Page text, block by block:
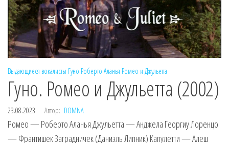
Выдающиеся вокалисты Гуно Роберто Аланья Ромео и Джульетта
Гуно. Ромео и Джульетта (2002)
23.08.2023 Автор: DOMNA
Ромео — Роберто Аланья Джульетта — Анджела Георгиу Лоренцо
— Франтишек Заградничек (Даниэль Липник) Капулетти — Алеш